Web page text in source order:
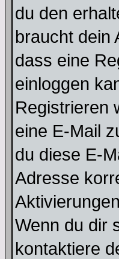
du den
braucht dein
dass eine
einloggen
Registrieren
eine E-Mail
du diese E-
Adresse
Wenn du dir
kontaktiere